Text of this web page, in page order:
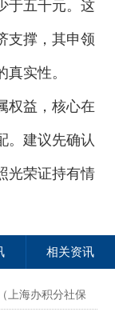
于五千元。这
支撑，其申领
实性。
益，核心在
。建议先确认
光荣证持有情
相关资讯
上海办积分社保